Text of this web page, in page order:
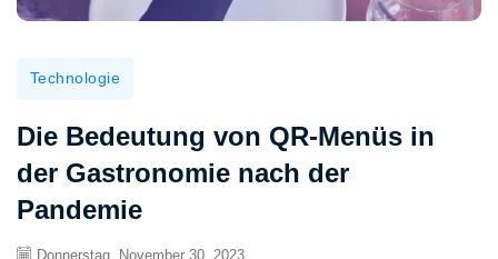
Technologie
Die Bedeutung von QR-Menüs in
der Gastronomie nach der
Pandemie
Donnerstag, November 30, 2023